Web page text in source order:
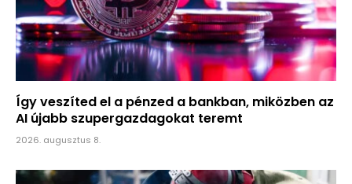
Így veszíted el a pénzed a bankban, miközben az
AI újabb szupergazdagokat teremt
2026. augusztus 8.